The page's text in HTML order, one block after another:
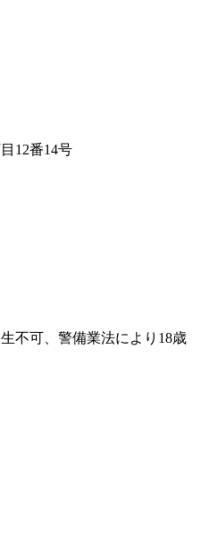
12番14号
不可、警備業法により18歳